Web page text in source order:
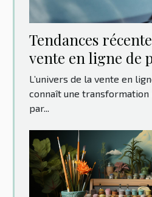
Tendances
vente en ligne de
leur impact sur les
consommateurs
L’univers de la vente en
connaît une
par...